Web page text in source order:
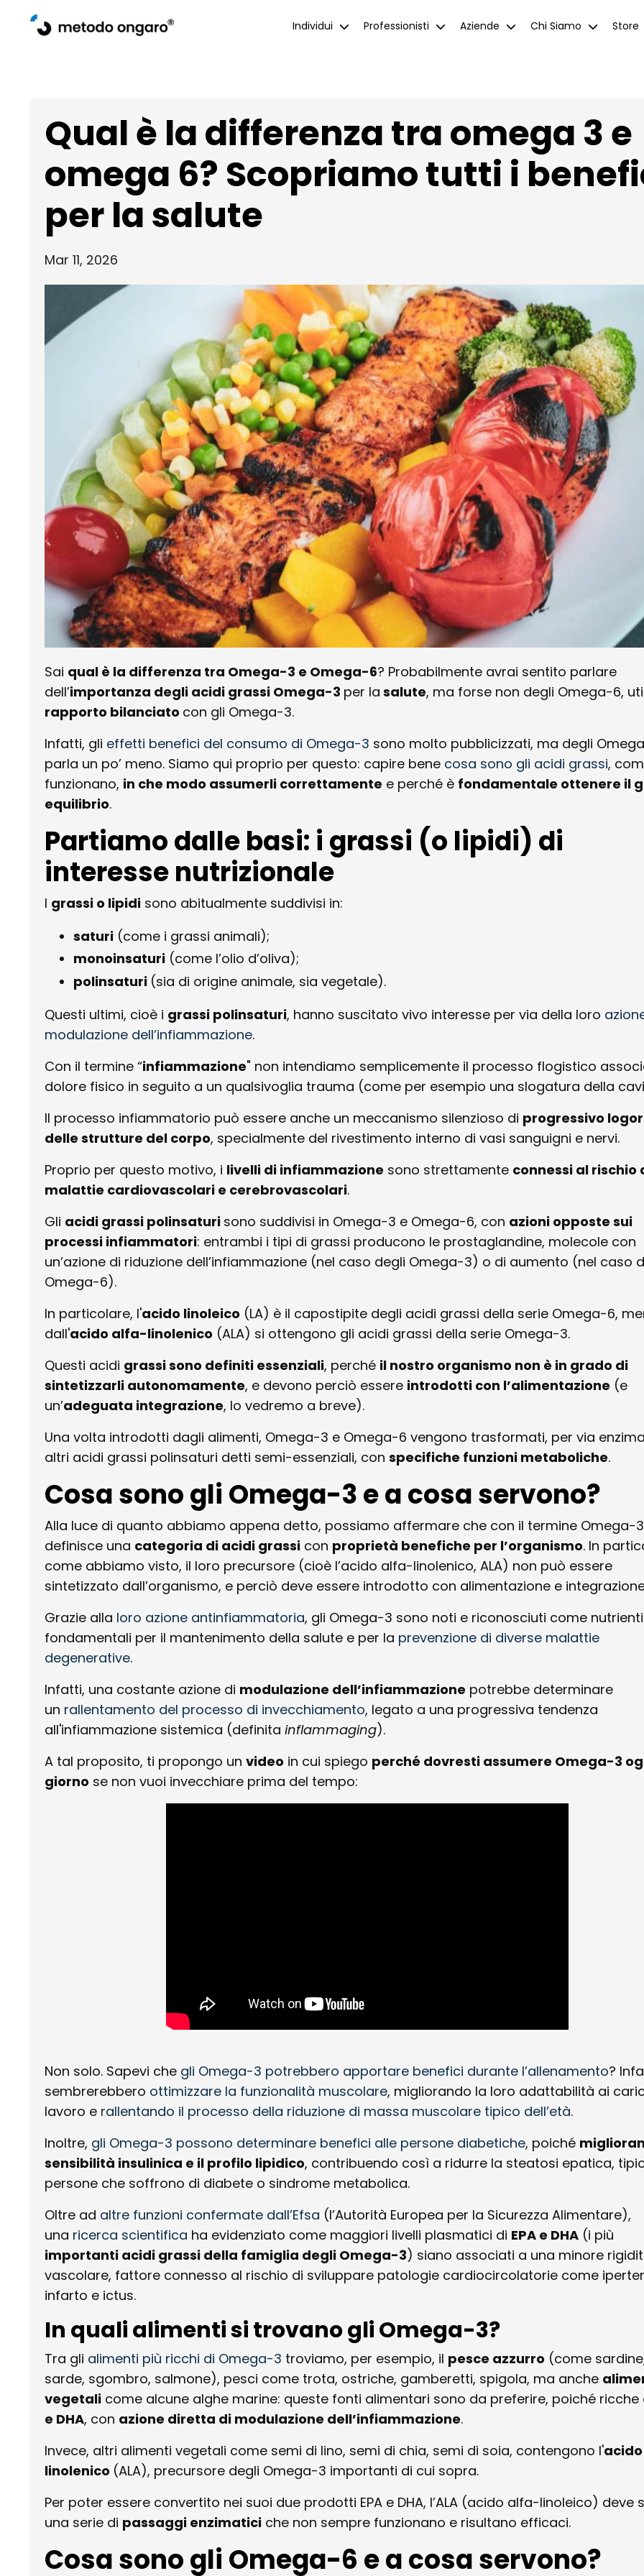
Individui Professionisti Aziende Chi Siamo Store
Qual è la differenza tra omega 3 e
omega 6? Scopriamo tutti i
per la salute
Mar 11, 2026
Sai qual è la differenza tra Omega-3 e Omega-6? Probabilmente avrai sentito parlare
dell’importanza degli acidi grassi Omega-3 per la salute, ma forse non degli Omega-6,
rapporto bilanciato con gli Omega-3.
Infatti, gli effetti benefici del consumo di Omega-3 sono molto pubblicizzati, ma degli
parla un po’ meno. Siamo qui proprio per questo: capire bene cosa sono gli acidi grassi,
funzionano, in che modo assumerli correttamente e perché è fondamentale ottenere il
equilibrio.
Partiamo dalle basi: i grassi (o lipidi) di
interesse nutrizionale
I grassi o lipidi sono abitualmente suddivisi in:
saturi (come i grassi animali);
monoinsaturi (come l’olio d’oliva);
polinsaturi (sia di origine animale, sia vegetale).
Questi ultimi, cioè i grassi polinsaturi, hanno suscitato vivo interesse per via della loro
modulazione dell’infiammazione.
Con il termine “infiammazione" non intendiamo semplicemente il processo flogistico
dolore fisico in seguito a un qualsivoglia trauma (come per esempio una slogatura della
Il processo infiammatorio può essere anche un meccanismo silenzioso di progressivo
delle strutture del corpo, specialmente del rivestimento interno di vasi sanguigni e nervi.
Proprio per questo motivo, i livelli di infiammazione sono strettamente connessi al rischio
malattie cardiovascolari e cerebrovascolari.
Gli acidi grassi polinsaturi sono suddivisi in Omega-3 e Omega-6, con azioni opposte sui
processi infiammatori: entrambi i tipi di grassi producono le prostaglandine, molecole con
un’azione di riduzione dell’infiammazione (nel caso degli Omega-3) o di aumento (nel caso
Omega-6).
In particolare, l'acido linoleico (LA) è il capostipite degli acidi grassi della serie Omega-6,
dall'acido alfa-linolenico (ALA) si ottengono gli acidi grassi della serie Omega-3.
Questi acidi grassi sono definiti essenziali, perché il nostro organismo non è in grado di
sintetizzarli autonomamente, e devono perciò essere introdotti con l’alimentazione (e
un’adeguata integrazione, lo vedremo a breve).
Una volta introdotti dagli alimenti, Omega-3 e Omega-6 vengono trasformati, per via
altri acidi grassi polinsaturi detti semi-essenziali, con specifiche funzioni metaboliche.
Cosa sono gli Omega-3 e a cosa servono?
Alla luce di quanto abbiamo appena detto, possiamo affermare che con il termine Omega-
definisce una categoria di acidi grassi con proprietà benefiche per l’organismo. In
come abbiamo visto, il loro precursore (cioè l’acido alfa-linolenico, ALA) non può essere
sintetizzato dall’organismo, e perciò deve essere introdotto con alimentazione e
Grazie alla loro azione antinfiammatoria, gli Omega-3 sono noti e riconosciuti come nutrienti
fondamentali per il mantenimento della salute e per la prevenzione di diverse malattie
degenerative.
Infatti, una costante azione di modulazione dell’infiammazione potrebbe determinare
un rallentamento del processo di invecchiamento, legato a una progressiva tendenza
all'infiammazione sistemica (definita inflammaging).
A tal proposito, ti propongo un video in cui spiego perché dovresti assumere Omega-3
giorno se non vuoi invecchiare prima del tempo:
Non solo. Sapevi che gli Omega-3 potrebbero apportare benefici durante l’allenamento?
sembrerebbero ottimizzare la funzionalità muscolare, migliorando la loro adattabilità ai
lavoro e rallentando il processo della riduzione di massa muscolare tipico dell’età.
Inoltre, gli Omega-3 possono determinare benefici alle persone diabetiche, poiché
sensibilità insulinica e il profilo lipidico, contribuendo così a ridurre la steatosi epatica,
persone che soffrono di diabete o sindrome metabolica.
Oltre ad altre funzioni confermate dall’Efsa (l’Autorità Europea per la Sicurezza Alimentare),
una ricerca scientifica ha evidenziato come maggiori livelli plasmatici di EPA e DHA (i più
importanti acidi grassi della famiglia degli Omega-3) siano associati a una minore
vascolare, fattore connesso al rischio di sviluppare patologie cardiocircolatorie come
infarto e ictus.
In quali alimenti si trovano gli Omega-3?
Tra gli alimenti più ricchi di Omega-3 troviamo, per esempio, il pesce azzurro (come
sarde, sgombro, salmone), pesci come trota, ostriche, gamberetti, spigola, ma anche
vegetali come alcune alghe marine: queste fonti alimentari sono da preferire, poiché
e DHA, con azione diretta di modulazione dell’infiammazione.
Invece, altri alimenti vegetali come semi di lino, semi di chia, semi di soia, contengono l'
linolenico (ALA), precursore degli Omega-3 importanti di cui sopra.
Per poter essere convertito nei suoi due prodotti EPA e DHA, l’ALA (acido alfa-linoleico) deve
una serie di passaggi enzimatici che non sempre funzionano e risultano efficaci.
Cosa sono gli Omega-6 e a cosa servono?